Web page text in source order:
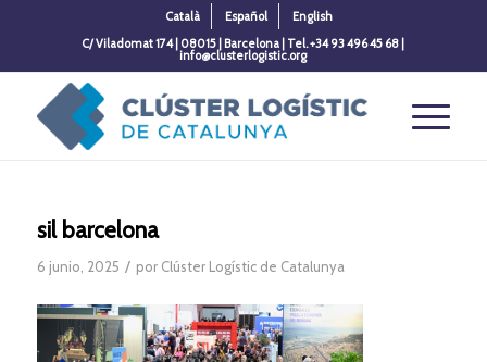
Català Español
English
C/ Viladomat 174 | 08015 | Barcelona | Tel. +34 93 496 45 68 |
info@clusterlogistic.org
sil barcelona
6 junio, 2025 / por Clúster Logístic de Catalunya